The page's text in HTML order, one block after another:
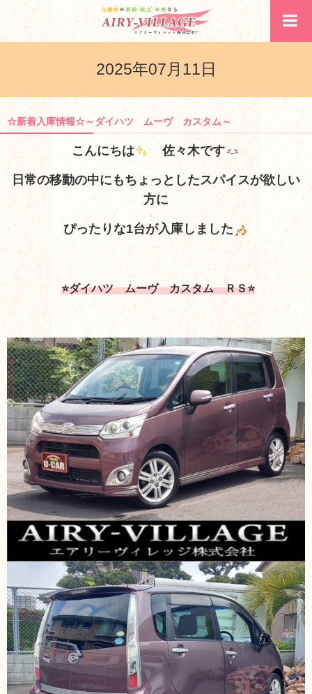
2025年07月11日
☆新着入庫情報☆～ダイハツ ムーヴ カスタム～
こんにちは 佐々木です
日常の移動の中にもちょっとしたスパイスが欲しい
方に
ぴったりな1台が入庫しました
⭐ダイハツ ムーヴ カスタム ＲＳ⭐